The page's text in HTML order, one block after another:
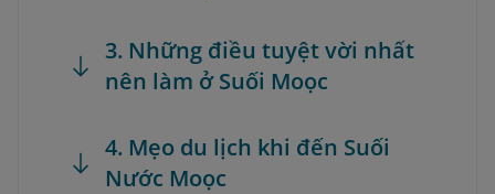
3. Những điều tuyệt vời nhất
nên làm ở Suối Moọc
4. Mẹo du lịch khi đến Suối
Nước Moọc